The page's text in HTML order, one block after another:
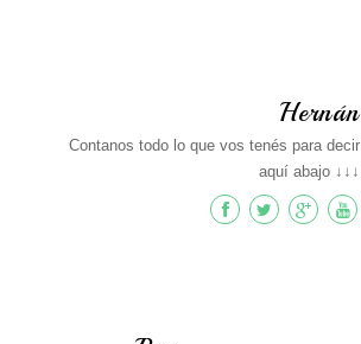
Hernán
Contanos todo lo que vos tenés para decir
aquí abajo ↓↓↓